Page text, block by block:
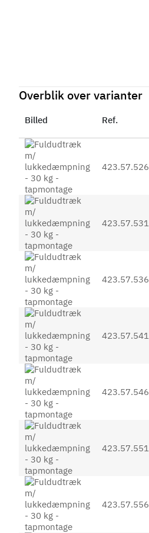
Overblik over varianter
Billed Ref.
423.57.526
423.57.531
423.57.536
423.57.541
423.57.546
423.57.551
423.57.556